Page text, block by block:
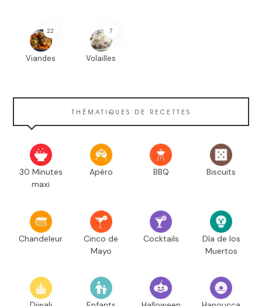
22
Viandes
7
Volailles
THÉMATIQUES DE RECETTES
30 Minutes
maxi
Apéro BBQ Biscuits
Chandeleur
Cinco de
Mayo
Cocktails
Día de los
Muertos